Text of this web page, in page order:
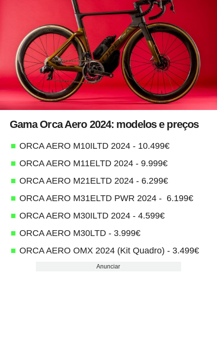
Gama Orca Aero 2024: modelos e preços
ORCA AERO M10ILTD 2024 - 10.499€
ORCA AERO M11ELTD 2024 - 9.999€
ORCA AERO M21ELTD 2024 - 6.299€
ORCA AERO M31ELTD PWR 2024 - 6.199€
ORCA AERO M30ILTD 2024 - 4.599€
ORCA AERO M30LTD - 3.999€
ORCA AERO OMX 2024 (Kit Quadro) - 3.499€
Anunciar